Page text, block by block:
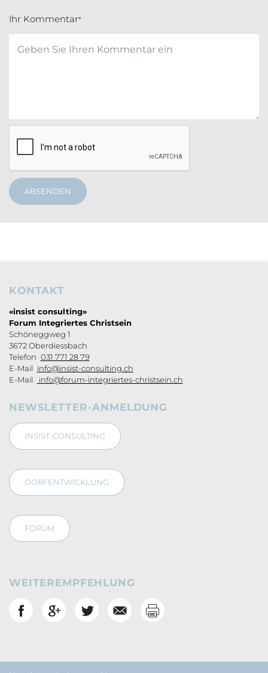
Ihr Kommentar*
ABSENDEN
Footerbereich
KONTAKT
«insist consulting»
Forum Integriertes Christsein
Schöneggweg 1
3672 Oberdiessbach
Telefon 031 771 28 79
E-Mail info@insist-consulting.ch
E-Mail
info@forum-integriertes-christsein.ch
NEWSLETTER-ANMELDUNG
INSIST-CONSULTING
DORFENTWICKLUNG
FORUM
Social Bookmarks
WEITEREMPFEHLUNG
Drucken